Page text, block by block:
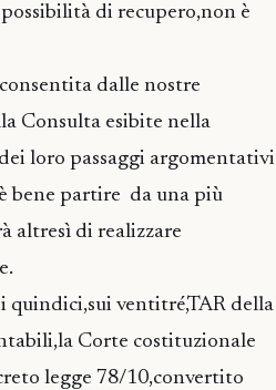
di recupero,non è
dalle nostre
Consulta esibite nella
loro passaggi argomentativi
bene partire da una più
altresì di realizzare
quindici,sui ventitré,TAR della
Corte costituzionale
legge 78/10,convertito